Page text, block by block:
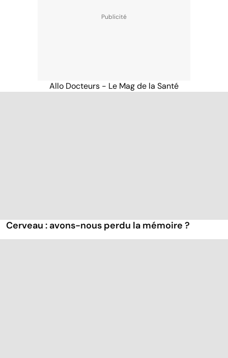
Allo Docteurs - Le Mag de la Santé
Cerveau : avons-nous perdu la mémoire ?